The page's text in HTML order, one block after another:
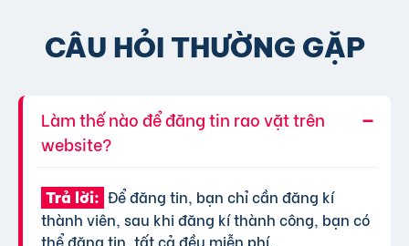
CÂU HỎI THƯỜNG GẶP
Làm thế nào để đăng tin rao vặt trên
website?
Trả lời: Để đăng tin, bạn chỉ cần đăng kí
thành viên, sau khi đăng kí thành công, bạn có
thể đăng tin, tất cả đều miễn phí.